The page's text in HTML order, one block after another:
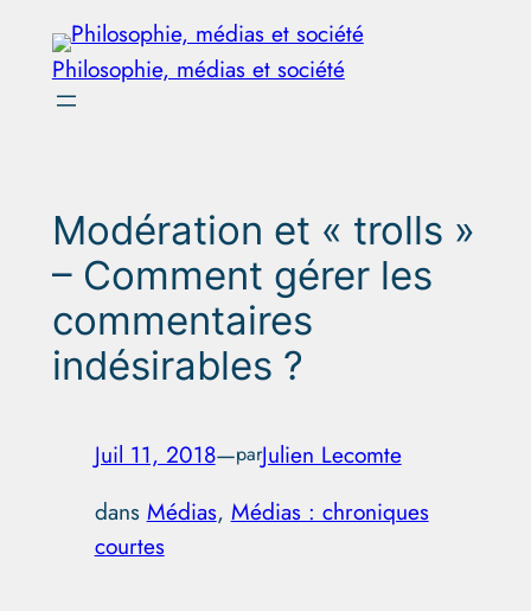
Aller
contenu
Philosophie, médias et société
Modération et « trolls »
– Comment gérer les
commentaires
indésirables ?
Juil 11, 2018—parJulien Lecomte
dans Médias, Médias : chroniques
courtes